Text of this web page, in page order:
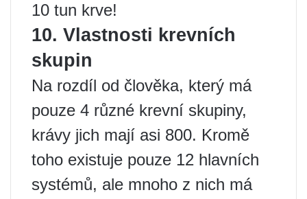
10 tun krve!
10. Vlastnosti krevních
skupin
Na rozdíl od člověka, který má
pouze 4 různé krevní skupiny,
krávy jich mají asi 800. Kromě
toho existuje pouze 12 hlavních
systémů, ale mnoho z nich má